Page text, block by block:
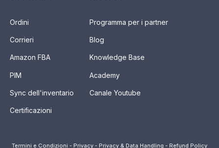
Ordini
Corrieri
Amazon FBA
PIM
Sync dell'inventario
Certificazioni
Programma per i partner
Blog
Knowledge Base
Academy
Canale Youtube
Termini e Condizioni - Privacy - Privacy & Data Handling - Refund Policy